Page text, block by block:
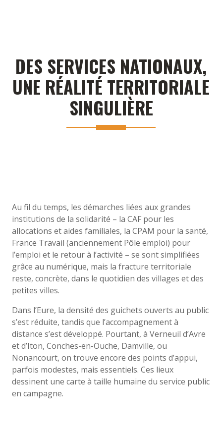
DES SERVICES NATIONAUX,
UNE RÉALITÉ TERRITORIALE
SINGULIÈRE
Au fil du temps, les démarches liées aux grandes
institutions de la solidarité – la CAF pour les
allocations et aides familiales, la CPAM pour la santé,
France Travail (anciennement Pôle emploi) pour
l’emploi et le retour à l’activité – se sont simplifiées
grâce au numérique, mais la fracture territoriale
reste, concrète, dans le quotidien des villages et des
petites villes.
Dans l’Eure, la densité des guichets ouverts au public
s’est réduite, tandis que l’accompagnement à
distance s’est développé. Pourtant, à Verneuil d’Avre
et d’Iton, Conches-en-Ouche, Damville, ou
Nonancourt, on trouve encore des points d’appui,
parfois modestes, mais essentiels. Ces lieux
dessinent une carte à taille humaine du service public
en campagne.